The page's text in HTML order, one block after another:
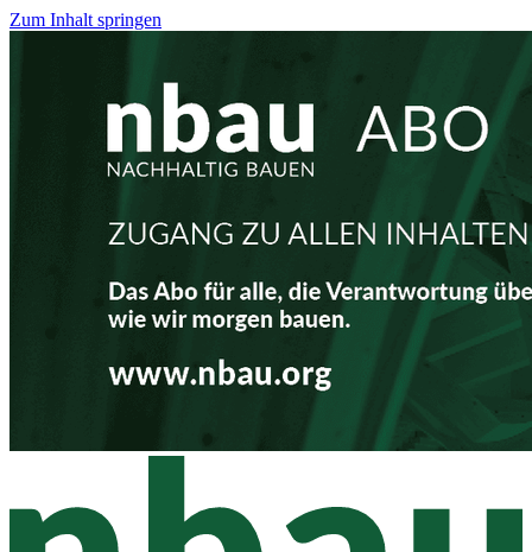
Zum Inhalt springen